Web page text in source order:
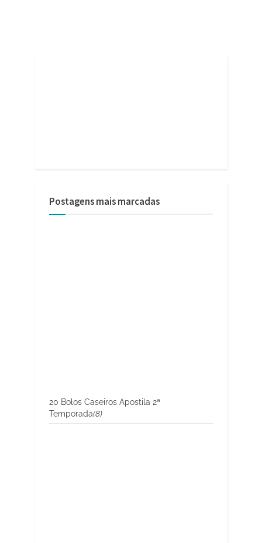
Postagens mais marcadas
20 Bolos Caseiros Apostila 2ª
Temporada(8)